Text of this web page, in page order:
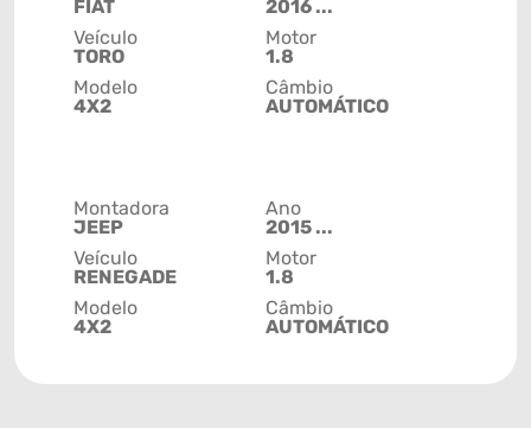
FIAT
Veículo
TORO
Modelo
4X2
2016 ...
Motor
1.8
Câmbio
AUTOMÁTICO
Montadora
JEEP
Veículo
RENEGADE
Modelo
4X2
Ano
2015 ...
Motor
1.8
Câmbio
AUTOMÁTICO